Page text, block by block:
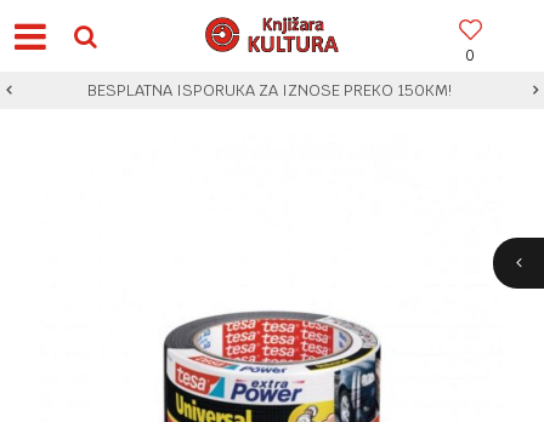
0
BESPLATNA ISPORUKA ZA IZNOSE PREKO 150KM!